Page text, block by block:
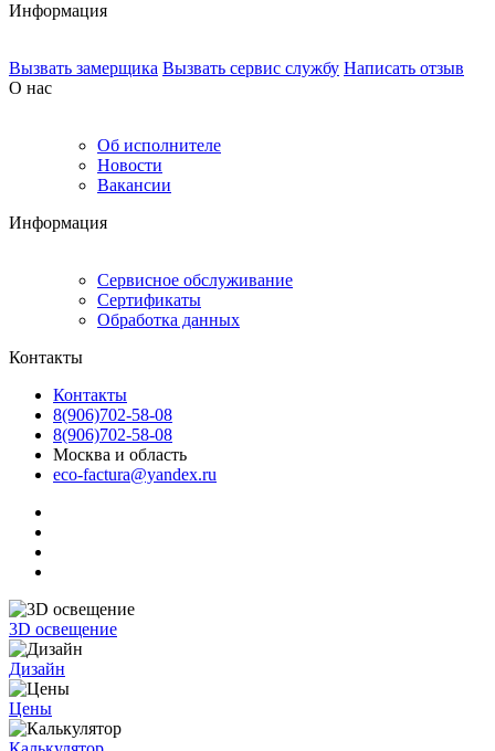
Информация
Вызвать замерщика Вызвать сервис службу Написать отзыв
О нас
Об исполнителе
Новости
Вакансии
Информация
Сервисное обслуживание
Сертификаты
Обработка данных
Контакты
Контакты
8(906)702-58-08
8(906)702-58-08
Москва и область
eco-factura@yandex.ru
3D освещение
Дизайн
Цены